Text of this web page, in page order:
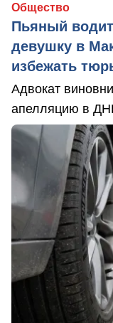
Общество
Пьяный
девушку в
избежать
Адвокат
апелляцию в